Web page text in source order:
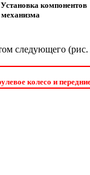
компонентов
механизма
следующего (рис.
колесо и